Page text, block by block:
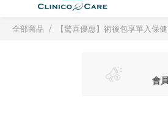
全部商品 【驚喜優惠】術後包享單入保
會員